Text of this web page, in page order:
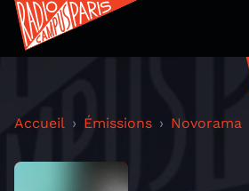
Accueil Émissions Novorama